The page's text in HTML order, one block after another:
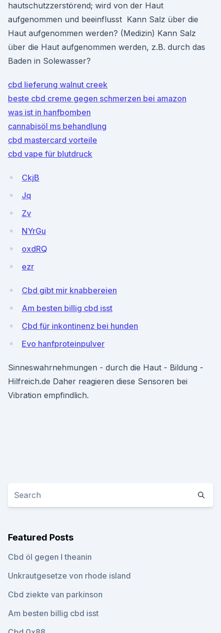
hautschutzzerstörend; wird von der Haut
aufgenommen und beeinflusst Kann Salz über die
Haut aufgenommen werden? (Medizin) Kann Salz
über die Haut aufgenommen werden, z.B. durch das
Baden in Solewasser?
cbd lieferung walnut creek
beste cbd creme gegen schmerzen bei amazon
was ist in hanfbomben
cannabisöl ms behandlung
cbd mastercard vorteile
cbd vape für blutdruck
CkjB
Jq
Zv
NYrGu
oxdRQ
ezr
Cbd gibt mir knabbereien
Am besten billig cbd isst
Cbd für inkontinenz bei hunden
Evo hanfproteinpulver
Sinneswahrnehmungen - durch die Haut - Bildung -
Hilfreich.de Daher reagieren diese Sensoren bei
Vibration empfindlich.
Featured Posts
Cbd öl gegen l theanin
Unkrautgesetze von rhode island
Cbd ziekte van parkinson
Am besten billig cbd isst